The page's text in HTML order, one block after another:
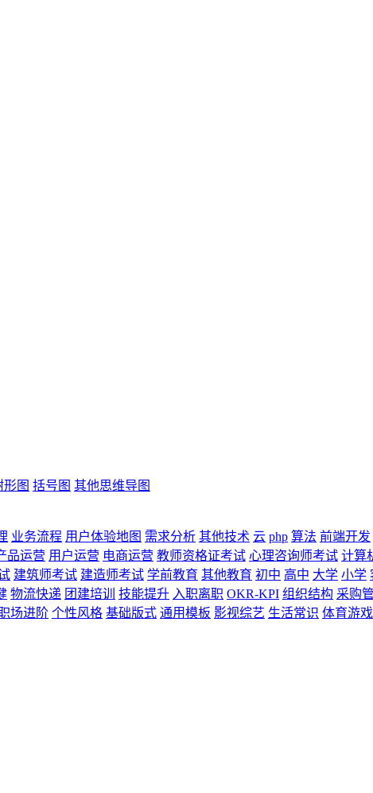
形图 括号图 其他思维导图
业务流程 用户体验地图 需求分析 其他技术 云 php 算法 前端开发
品运营 用户运营 电商运营 教师资格证考试 心理咨询师考试 计算
建筑师考试 建造师考试 学前教育 其他教育 初中 高中 大学 小学
物流快递 团建培训 技能提升 入职离职 OKR-KPI 组织结构 采购
场进阶 个性风格 基础版式 通用模板 影视综艺 生活常识 体育游戏